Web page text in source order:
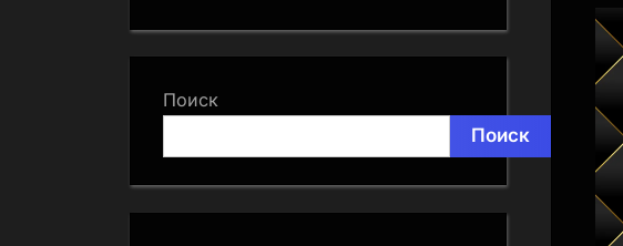
Поиск
Поиск